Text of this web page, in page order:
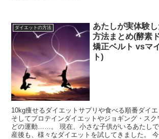
ダイエットの方法
あたしが実体験
方法まとめ(酵素
矯正ベルト vsマ
ト)
10kg痩せるダイエットサプリや食べる順番ダイエ
そしてプロテインダイエットやジョギング・ス
どの運動……。 現在、小さな子供がいるあたし
産後も、様々なダイエットを試してきました。 今